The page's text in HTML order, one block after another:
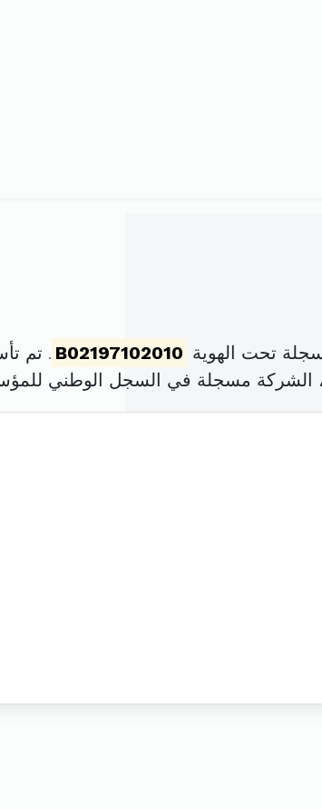
تحت الهوية B02197102010 . تم تأسيسها في
الشركة مسجلة في السجل الوطني